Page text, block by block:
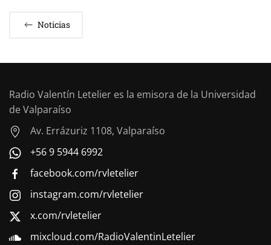
Noticias
Radio Valentín Letelier es la emisora de la Universidad
de Valparaíso
Av. Errázuriz 1108, Valparaíso
+56 9 5944 6992
facebook.com/rvletelier
instagram.com/rvletelier
x.com/rvletelier
mixcloud.com/RadioValentinLetelier